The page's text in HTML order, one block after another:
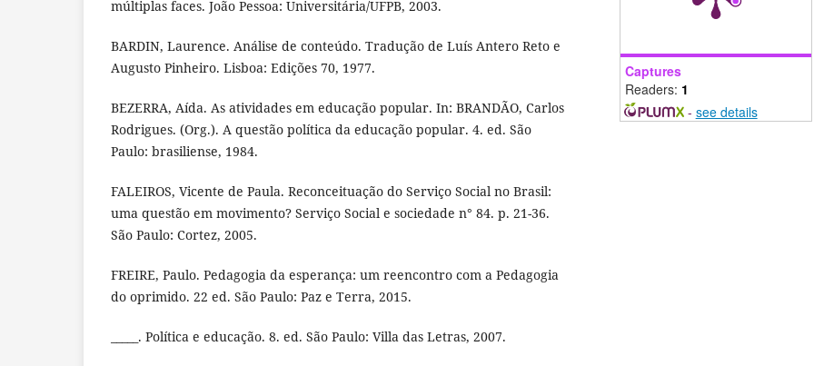
múltiplas faces. João Pessoa: Universitária/UFPB, 2003.
BARDIN, Laurence. Análise de conteúdo. Tradução de Luís Antero Reto e
Augusto Pinheiro. Lisboa: Edições 70, 1977.
BEZERRA, Aída. As atividades em educação popular. In: BRANDÃO, Carlos
Rodrigues. (Org.). A questão política da educação popular. 4. ed. São
Paulo: brasiliense, 1984.
FALEIROS, Vicente de Paula. Reconceituação do Serviço Social no Brasil:
uma questão em movimento? Serviço Social e sociedade n° 84. p. 21-36.
São Paulo: Cortez, 2005.
FREIRE, Paulo. Pedagogia da esperança: um reencontro com a Pedagogia
do oprimido. 22 ed. São Paulo: Paz e Terra, 2015.
_____. Política e educação. 8. ed. São Paulo: Villa das Letras, 2007.
Captures
Readers: 1
- see details